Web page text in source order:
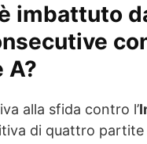
imbattuto
A?
alla sfida contro l’
di quattro partite